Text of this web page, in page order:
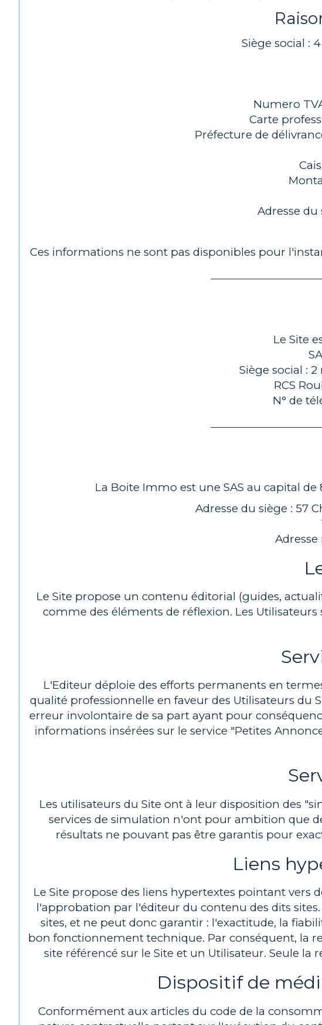
Siège social :
Numero
Carte
Préfecture de
Adresse
Ces informations ne sont pas disponibles pour
Le Site
Siège social :
RCS
N° de
La Boite Immo est une SAS au capital
Adresse du siège : 57
Le Site propose un contenu éditorial (guides,
comme des éléments de réflexion. Les
L'Editeur déploie des efforts permanents en
qualité professionnelle en faveur des Utilisateurs du
erreur involontaire de sa part ayant pour
informations insérées sur le service "Petites
Les utilisateurs du Site ont à leur disposition des
services de simulation n'ont pour ambition que
résultats ne pouvant pas être garantis pour
Liens
Le Site propose des liens hypertextes pointant vers
l'approbation par l'éditeur du contenu des dits
sites, et ne peut donc garantir : l'exactitude, la
bon fonctionnement technique. Par conséquent, la
site référencé sur le Site et un Utilisateur. Seule la
Dispositif de
Conformément aux articles du code de la